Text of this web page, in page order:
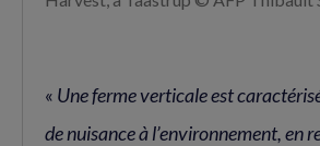
« Une ferme verticale est
de nuisance à l’environnement, en